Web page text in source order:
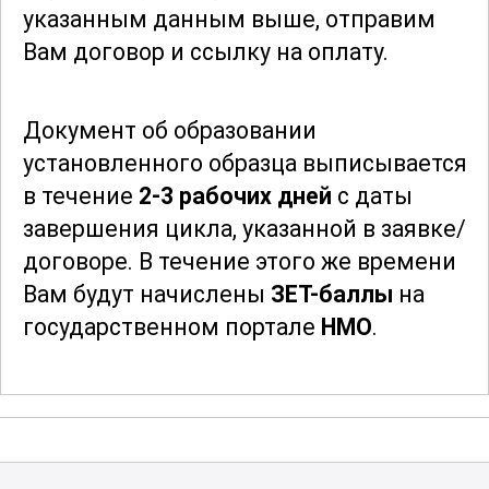
инструментом для специалистов,
стремящихся оставаться в курсе
биохимических исследований
клинической лабораторной
диагностики.
указанным данным выше, отправим
Вам договор и ссылку на оплату.
Документ об образовании
установленного образца выписывается
в течение 2-3 рабочих дней с даты
завершения цикла, указанной в заявке/
договоре. В течение этого же времени
Вам будут начислены ЗЕТ-баллы на
государственном портале НМО.
После того, как документ будет
отправим скан документа и запросим у